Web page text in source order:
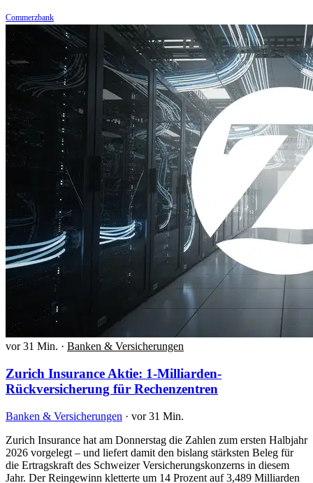
Commerzbank
vor 31 Min. · Banken & Versicherungen
Zurich Insurance Aktie: 1-Milliarden-
Rückversicherung für Rechenzentren
Banken & Versicherungen · vor 31 Min.
Zurich Insurance hat am Donnerstag die Zahlen zum ersten Halbjahr
2026 vorgelegt – und liefert damit den bislang stärksten Beleg für
die Ertragskraft des Schweizer Versicherungskonzerns in diesem
Jahr. Der Reingewinn kletterte um 14 Prozent auf 3,489 Milliarden